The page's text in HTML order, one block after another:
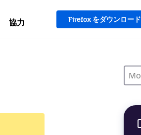
協力 Firefox をダウンロード